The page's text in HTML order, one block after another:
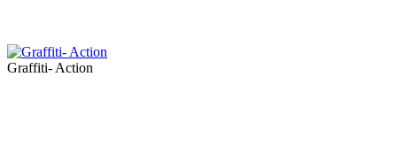
Graffiti- Action